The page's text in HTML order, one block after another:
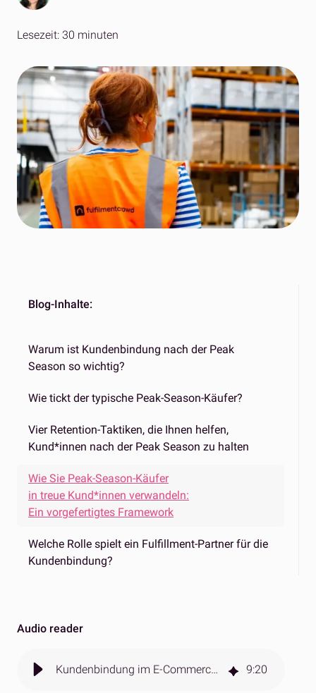
Lesezeit: 30 minuten
Blog-Inhalte:
Warum ist Kundenbindung nach der Peak
Season so wichtig?
Wie tickt der typische Peak-Season-Käufer?
Vier Retention-Taktiken, die Ihnen helfen,
Kund*innen nach der Peak Season zu halten
Wie Sie Peak-Season-Käufer
in treue Kund*innen verwandeln:
Ein vorgefertigtes Framework
Welche Rolle spielt ein Fulfillment-Partner für die
Kundenbindung?
Audio reader
Kundenbindung im E-Commerce nach der Peak Season stärken 9:20